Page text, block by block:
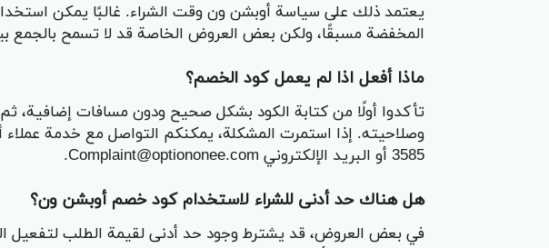
يعتمد ذلك على سياسة أوبشن ون وقت الشراء. غالبًا يمكن
المخفضة مسبقًا، ولكن بعض العروض الخاصة قد لا تسمح بالجمع
ماذا أفعل اذا لم يعمل كود الخصم؟
تأكدوا أولًا من كتابة الكود بشكل صحيح ودون مسافات إضافية،
3585 أو البريد الإلكتروني Complaint@optiononee.com.
هل هناك حد أدنى للشراء لاستخدام كود خصم أوبشن ون؟
في بعض العروض، قد يشترط وجود حد أدنى لقيمة الطلب لتفعيل